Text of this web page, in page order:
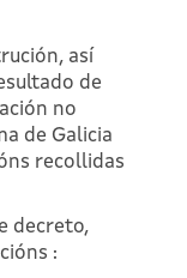
así
de
no
de Galicia
recollidas
decreto,
: